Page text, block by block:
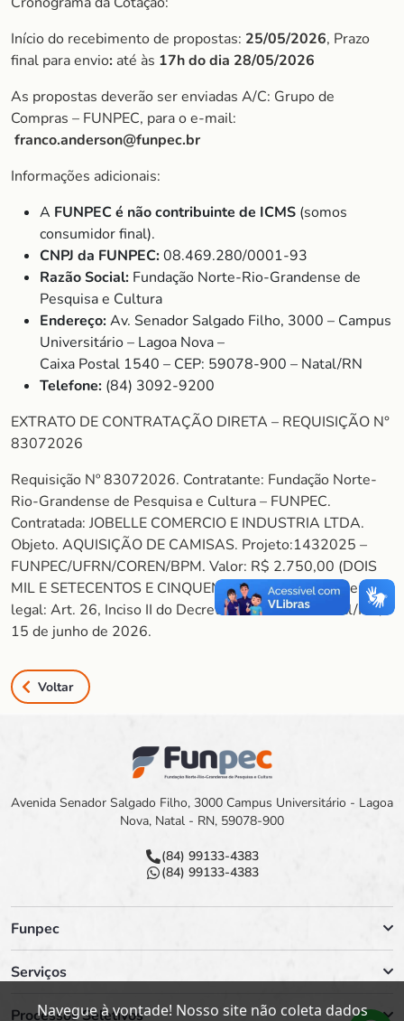
Início do recebimento de propostas: 25/05/2026, Prazo
final para envio: até às 17h do dia 28/05/2026
As propostas deverão ser enviadas A/C: Grupo de
Compras – FUNPEC, para o e-mail:
franco.anderson@funpec.br
Informações adicionais:
A FUNPEC é não contribuinte de ICMS (somos
consumidor final).
CNPJ da FUNPEC:08.469.280/0001-93
Razão Social: Fundação Norte-Rio-Grandense de
Pesquisa e Cultura
Endereço:Av. Senador Salgado Filho, 3000 – Campus
Universitário – Lagoa Nova –
Caixa Postal 1540 – CEP: 59078-900 – Natal/RN
Telefone: (84) 3092-9200
EXTRATO DE CONTRATAÇÃO DIRETA – REQUISIÇÃO N°
83072026
Requisição Nº 83072026. Contratante: Fundação Norte-
Rio-Grandense de Pesquisa e Cultura – FUNPEC.
Contratada: JOBELLE COMERCIO E INDUSTRIA LTDA.
Objeto. AQUISIÇÃO DE CAMISAS. Projeto:1432025 –
FUNPEC/UFRN/COREN/BPM. Valor: R$ 2.750,00 (DOIS
MIL E SETECENTOS E CINQUENTA REAIS). Fundamento
legal: Art. 26, Inciso II do Decreto nº 8.241/14. Natal/RN,
15 de junho de 2026.
Voltar
Avenida Senador Salgado Filho, 3000 Campus Universitário - Lagoa
Nova, Natal - RN, 59078-900
(84) 99133-4383
(84) 99133-4383
Funpec
Serviços
Processos Seletivos
Navegue à vontade! Nosso site não coleta dados